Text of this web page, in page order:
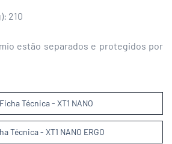
210
estão separados e protegidos por
Ficha Técnica - XT1 NANO
Técnica - XT1 NANO ERGO